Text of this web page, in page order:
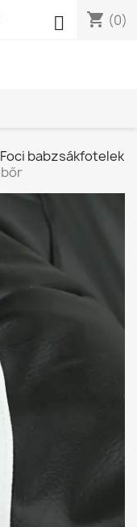
shopping_cart (0)

Foci babzsákfotelek